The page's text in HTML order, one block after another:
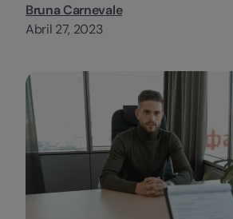
Bruna Carnevale
Abril 27, 2023